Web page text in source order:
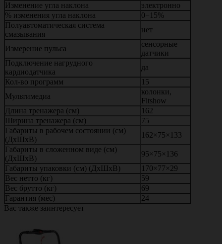
Изменение угла наклона
электронно
% изменения угла наклона
0−15%
Полуавтоматическая система
смазывания
нет
Измерение пульса
сенсорные
датчики
Подключение нагрудного
кардиодатчика
да
Кол-во программ
15
Мультимедиа
колонки,
Fitshow
Длина тренажера (см)
162
Ширина тренажера (см)
75
Габариты в рабочем состоянии (см)
(ДхШхВ)
162×75×133
Габариты в сложенном виде (см)
(ДхШхВ)
95×75×136
Габариты упаковки (см) (ДхШхВ)
170×77×29
Вес нетто (кг)
59
Вес брутто (кг)
69
Гарантия (мес)
24
Вас также заинтересует